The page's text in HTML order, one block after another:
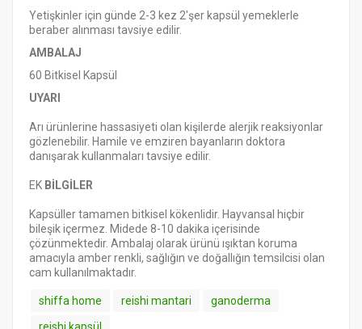
Yetişkinler için günde 2-3 kez 2'şer kapsül yemeklerle
beraber alınması tavsiye edilir.
AMBALAJ
60 Bitkisel Kapsül
UYARI
Arı ürünlerine hassasiyeti olan kişilerde alerjik reaksiyonlar
gözlenebilir. Hamile ve emziren bayanların doktora
danışarak kullanmaları tavsiye edilir.
EK BİLGİLER
Kapsüller tamamen bitkisel kökenlidir. Hayvansal hiçbir
bileşik içermez. Midede 8-10 dakika içerisinde
çözünmektedir. Ambalaj olarak ürünü ışıktan koruma
amacıyla amber renkli, sağlığın ve doğallığın temsilcisi olan
cam kullanılmaktadır.
shiffa home reishi mantari
ganoderma